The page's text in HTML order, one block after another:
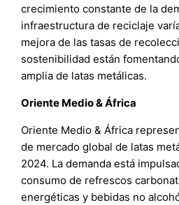
crecimiento constante de la
infraestructura de reciclaje
mejora de las tasas de
sostenibilidad están
amplia de latas metálicas.
Oriente Medio & África
Oriente Medio & África
de mercado global de latas
2024. La demanda está
consumo de refrescos
energéticas y bebidas no